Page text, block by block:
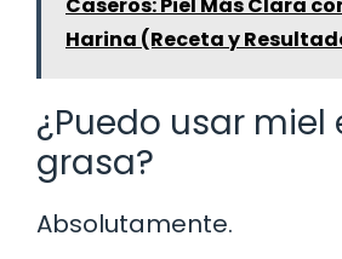
Harina (Receta y
¿Puedo usar miel
grasa?
Absolutamente.